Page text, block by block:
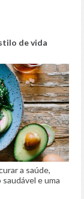
de vida
a saúde,
e uma